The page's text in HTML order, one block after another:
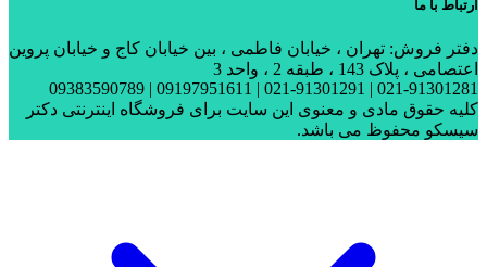
ارتباط با ما
دفتر فروش: تهران ، خیابان فاطمی ، بین خیابان کاج و خیابان پروین
اعتصامی ، پلاک 143 ، طبقه 2 ، واحد 3
021-91301281 | 021-91301291 | 09197951611 | 09383590789
کلیه حقوق مادی و معنوی این سایت برای فروشگاه اینترنتی دکتر
سیسکو محفوظ می باشد.